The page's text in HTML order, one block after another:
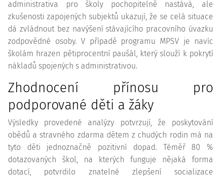
administrativa pro školy pochopitelně nastává, ale
zkušenosti zapojených subjektů ukazují, že se celá situace
dá zvládnout bez navýšení stávajícího pracovního úvazku
zodpovědné osoby. V případě programu MPSV je navíc
školám hrazen pětiprocentní paušál, který slouží k pokrytí
nákladů spojených s administrativou.
Zhodnocení přínosu pro
podporované děti a žáky
Výsledky provedené analýzy potvrzují, že poskytování
obědů a stravného zdarma dětem z chudých rodin má na
tyto děti jednoznačně pozitivní dopad. Téměř 80 %
dotazovaných škol, na kterých funguje nějaká forma
dotací, potvrdilo znatelné zlepšení socializace